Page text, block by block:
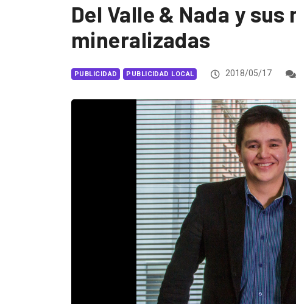
Del Valle & Nada y
mineralizadas
PUBLICIDAD PUBLICIDAD LOCAL 2018/05/17